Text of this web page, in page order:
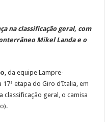
na classificação geral, com
Mikel Landa e o
, da equipe Lampre-
etapa do Giro d’Italia, em
classificação geral, o camisa